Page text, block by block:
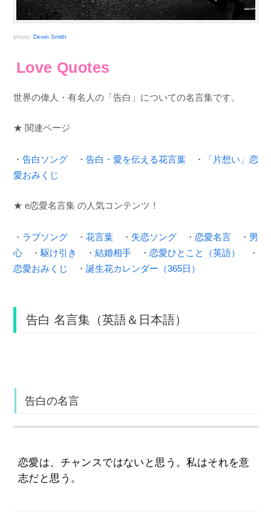
photo: Devin Smith
Love Quotes
世界の偉人・有名人の「告白」についての名言集です。
★ 関連ページ
・ 告白ソング ・ 告白・愛を伝える花言葉 ・
「片想い」恋
愛おみくじ
★ e恋愛名言集 の人気コンテンツ！
・ ラブソング ・ 花言葉 ・ 失恋ソング ・ 恋愛名言 ・ 男
心 ・ 駆け引き ・ 結婚相手 ・ 恋愛ひとこと（英語）
・
恋愛おみくじ
・ 誕生花カレンダー（365日）
告白 名言集（英語＆日本語）
告白の名言
恋愛は、チャンスではないと思う。私はそれを意
志だと思う。